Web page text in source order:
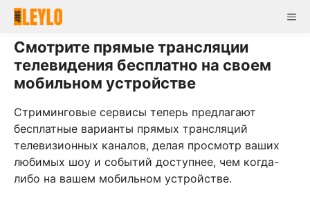
Skip
content
Смотрите прямые трансляции
телевидения бесплатно на своем
мобильном устройстве
Стриминговые сервисы теперь предлагают
бесплатные варианты прямых трансляций
телевизионных каналов, делая просмотр ваших
любимых шоу и событий доступнее, чем когда-
либо на вашем мобильном устройстве.